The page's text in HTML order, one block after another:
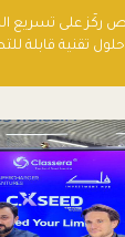
ركّز على تسريع
حلول تقنية قابلة